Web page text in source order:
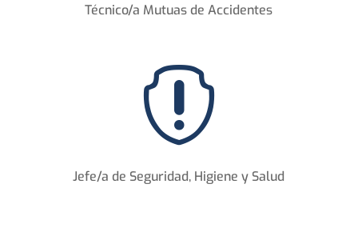
Técnico/a Mutuas de Accidentes

Jefe/a de Seguridad, Higiene y Salud